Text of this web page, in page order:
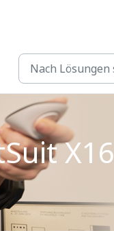
X16